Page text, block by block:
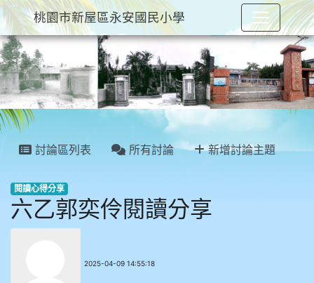
:::
討論區列表 所有討論 新增討論主題
閱讀心得分享
六乙郭奕伶閱讀分享
2025-04-09 14:55:18
桃園市新屋區永安國民小學